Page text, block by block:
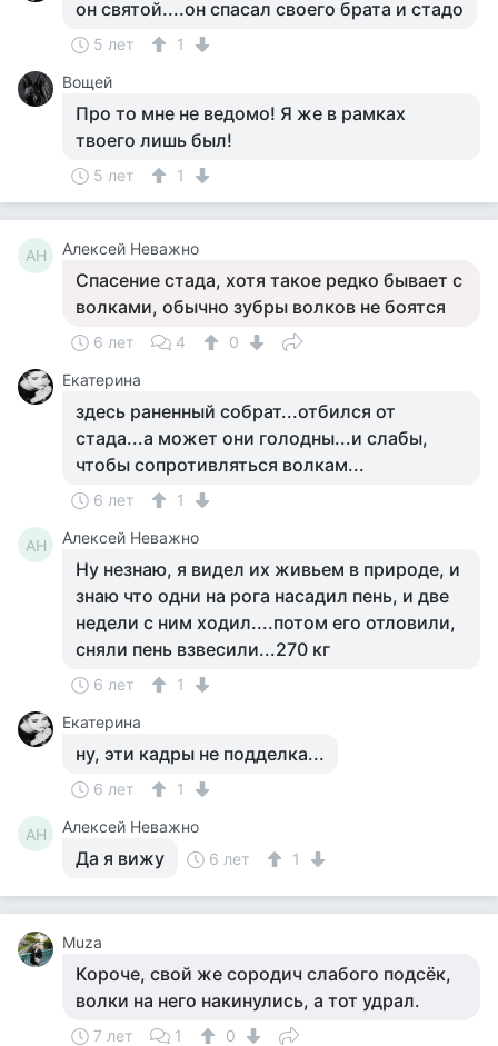
он святой....он спасал своего брата и стадо
5 лет
1
Вощей
Про то мне не ведомо! Я же в рамках
твоего лишь был!
5 лет 1
АН Алексей Неважно
Спасение стада, хотя такое редко бывает с
волками, обычно зубры волков не боятся
6 лет 4
0
Екатерина
здесь раненный собрат...отбился от
стада...а может они голодны...и слабы,
чтобы сопротивляться волкам...
6 лет 1
АН Алексей Неважно
Ну незнаю, я видел их живьем в природе, и
знаю что одни на рога насадил пень, и две
недели с ним ходил....потом его отловили,
сняли пень взвесили...270 кг
6 лет
1
Екатерина
ну, эти кадры не подделка...
6 лет 1
АН Алексей Неважно
Да я вижу 6 лет 1
Muza
Короче, свой же сородич слабого подсёк,
волки на него накинулись, а тот удрал.
7 лет 1
0